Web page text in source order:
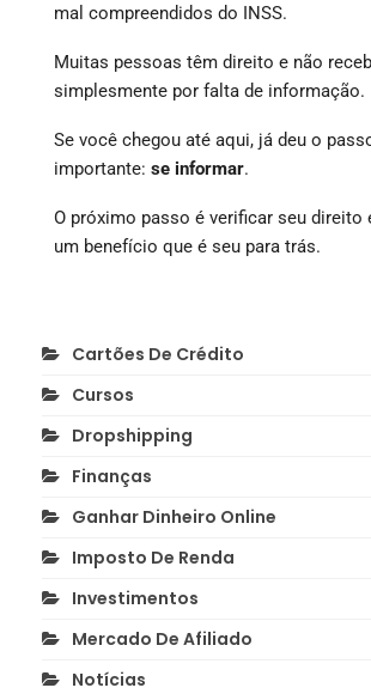
mal compreendidos do INSS.
Muitas pessoas têm direito e não
simplesmente por falta de informação.
Se você chegou até aqui, já deu o
importante: se informar.
O próximo passo é verificar seu direito
um benefício que é seu para trás.
Cartões De Crédito
Cursos
Dropshipping
Finanças
Ganhar Dinheiro Online
Imposto De Renda
Investimentos
Mercado De Afiliado
Notícias